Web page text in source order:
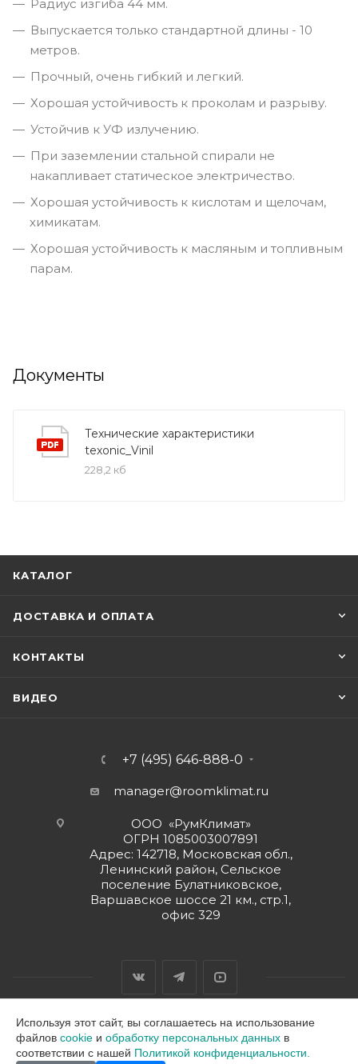
Радиус изгиба 44 мм.
Выпускается только стандартной длины - 10
метров.
Прочный, очень гибкий и легкий.
Хорошая устойчивость к проколам и разрыву.
Устойчив к УФ излучению.
При заземлении стальной спирали не
накапливает статическое электричество.
Хорошая устойчивость к кислотам и щелочам,
химикатам.
Хорошая устойчивость к масляным и топливным
парам.
Документы
Технические характеристики
texonic_Vinil
228,2 кб
КАТАЛОГ
ДОСТАВКА И ОПЛАТА
КОНТАКТЫ
ВИДЕО
+7 (495) 646-888-0
manager@roomklimat.ru
ООО «РумКлимат»
ОГРН 1085003007891
Адрес: 142718, Московская обл.,
Ленинский район, Сельское
поселение Булатниковское,
Варшавское шоссе 21 км., стр.1,
офис 329
2026 © ООО "РумКлимат"
Используя этот сайт, вы соглашаетесь на использование
файлов cookie и обработку персональных данных в
соответствии с нашей Политикой конфиденциальности.